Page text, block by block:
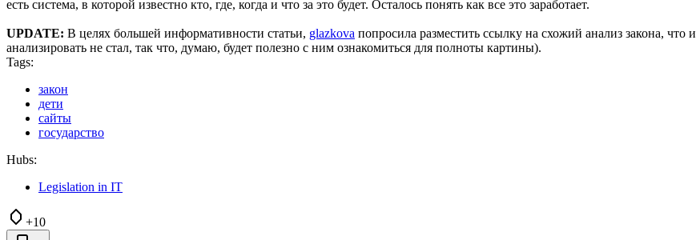
есть система, в которой известно кто, где, когда и что за это будет. Осталось понять как все это заработает.
UPDATE: В целях большей информативности статьи, glazkova попросила разместить ссылку на схожий анализ закона, что и
анализировать не стал, так что, думаю, будет полезно с ним ознакомиться для полноты картины).
Tags:
закон
дети
сайты
государство
Hubs:
Legislation in IT
+10